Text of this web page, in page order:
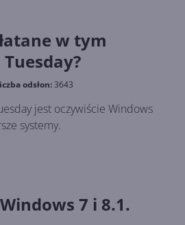
w tym
odsłon:3643
jest oczywiście Windows
systemy.
7 i 8.1.